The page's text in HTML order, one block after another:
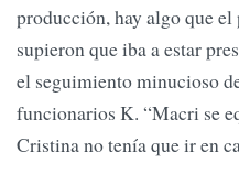
producción, hay algo que
supieron que iba a estar
el seguimiento minucioso
funcionarios K. “Macri se
Cristina no tenía que ir en